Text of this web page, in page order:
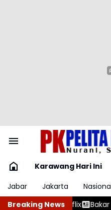
Karawang Hari Ini
Jabar
Jakarta
Breaking News
Ledakan, Rumah Warga di